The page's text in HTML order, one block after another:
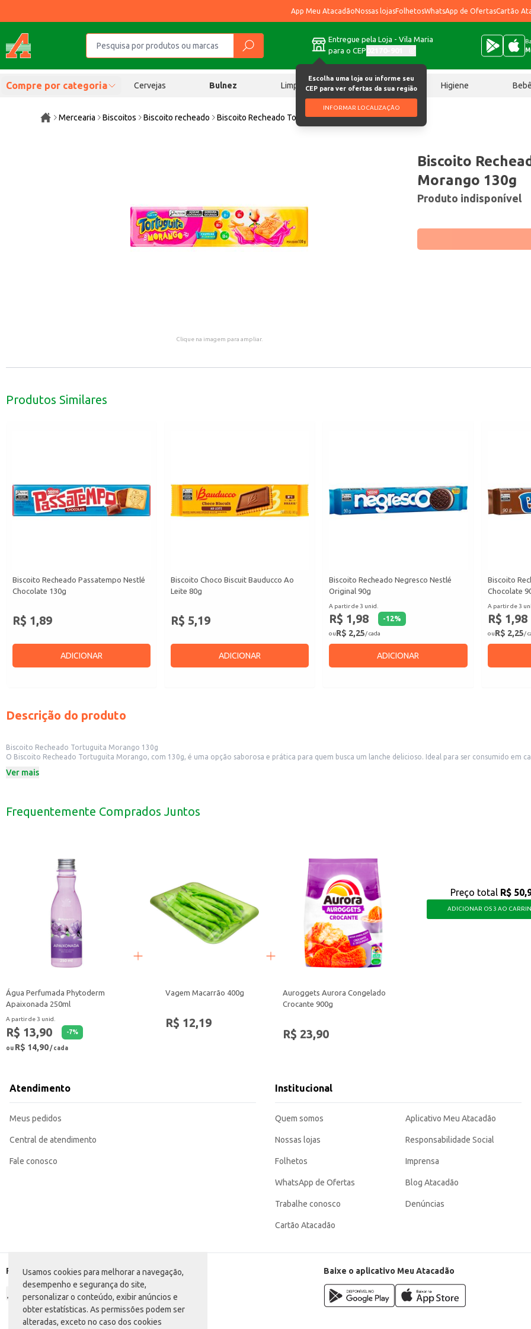
Usamos cookies para melhorar a navegação,
desempenho e segurança do site,
personalizar o conteúdo, exibir anúncios e
obter estatísticas. As permissões podem ser
alteradas, exceto no caso dos cookies
App Meu AtacadãoNossas lojasFolhetosWhatsApp de OfertasCartão
Entregue pela Loja - Vila Maria
para o CEP
Escolha uma loja ou informe seu
CEP para ver ofertas da sua região
INFORMAR LOCALIZAÇÃO
Compre por categoria Cervejas Bulnez Limpeza Chocolates Higiene
Mercearia Biscoitos Biscoito recheado Biscoito Recheado Tortuguita Morango 130g
Clique na imagem para ampliar.
Biscoito
Morango 130g
Produto indisponível
Produtos Similares
Biscoito Recheado Passatempo Nestlé
Chocolate 130g
R$ 1,89
ADICIONAR
Biscoito Choco Biscuit Bauducco Ao
Leite 80g
R$ 5,19
ADICIONAR
Biscoito Recheado Negresco Nestlé
Original 90g
A partir de 3 unid.
R$ 1,98 -12%
ouR$ 2,25/ cada
ADICIONAR
Biscoito
Chocolate
A partir de 3
R$ 1,98
ouR$ 2,25/
Descrição do produto
Biscoito Recheado Tortuguita Morango 130g
O Biscoito Recheado Tortuguita Morango, com 130g, é uma opção saborosa e prática para quem busca um lanche delicioso. Ideal para ser consumido em
Dicas de Uso:
Uma escolha prática para ter sempre à mão em casa.
Ver mais
Frequentemente Comprados Juntos
Água Perfumada Phytoderm
Apaixonada 250ml
A partir de 3 unid.
R$ 13,90 -7%
ou R$ 14,90/ cada
Vagem Macarrão 400g
R$ 12,19
Auroggets Aurora Congelado
Crocante 900g
R$ 23,90
Preço total R$
ADICIONAR OS 3 AO
Atendimento
Meus pedidos
Central de atendimento
Fale conosco
Institucional
Quem somos
Nossas lojas
Folhetos
WhatsApp de Ofertas
Trabalhe conosco
Cartão Atacadão
Aplicativo Meu Atacadão
Responsabilidade Social
Imprensa
Blog Atacadão
Denúncias
Formas de pagamento Baixe o aplicativo Meu Atacadão